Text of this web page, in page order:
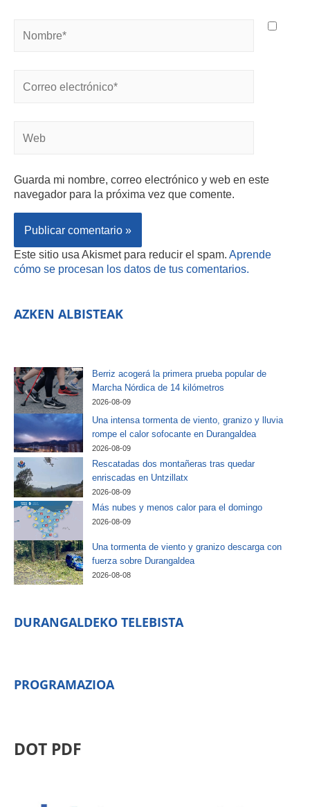
Guarda mi nombre, correo electrónico y web en este
navegador para la próxima vez que comente.
Este sitio usa Akismet para reducir el spam. Aprende
cómo se procesan los datos de tus comentarios.
AZKEN ALBISTEAK
Berriz acogerá la primera prueba popular de
Marcha Nórdica de 14 kilómetros
2026-08-09
Una intensa tormenta de viento, granizo y lluvia
rompe el calor sofocante en Durangaldea
2026-08-09
Rescatadas dos montañeras tras quedar
enriscadas en Untzillatx
2026-08-09
Más nubes y menos calor para el domingo
2026-08-09
Una tormenta de viento y granizo descarga con
fuerza sobre Durangaldea
2026-08-08
DURANGALDEKO TELEBISTA
PROGRAMAZIOA
DOT PDF